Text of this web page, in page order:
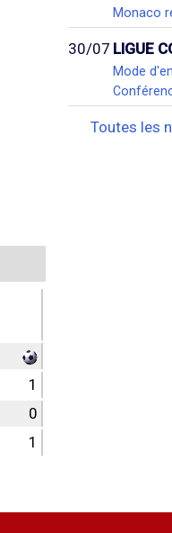
1
0
1
Monaco
30/07 LIGUE
Mode
Toutes les